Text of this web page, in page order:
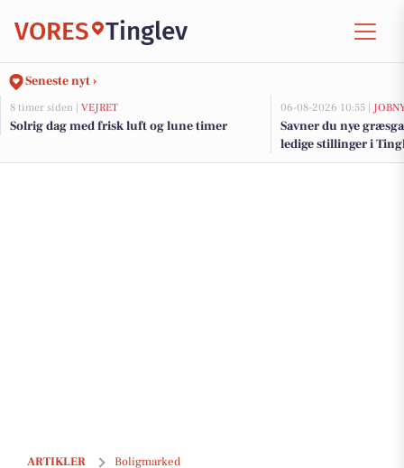
VORES Tinglev
Seneste nyt ›
8 timer siden | VEJRET
Solrig dag med frisk luft og lune timer
06-08-2026 10:55 |
Savner du nye
ledige stillinger i
ARTIKLER Boligmarked
Vibevænget 41 i Tinglev er solgt for 1.320.000 - se køberen og 2